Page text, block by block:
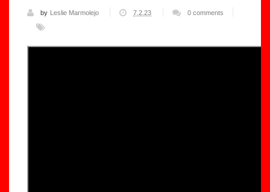
by Leslie Marmolejo 7.2.23 0 comments